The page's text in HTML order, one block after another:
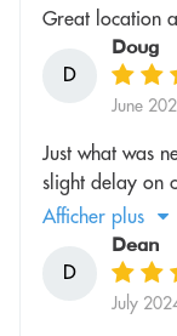
Great location
D
Doug
June
Just what was
slight delay on
Afficher plus
D
Dean
July